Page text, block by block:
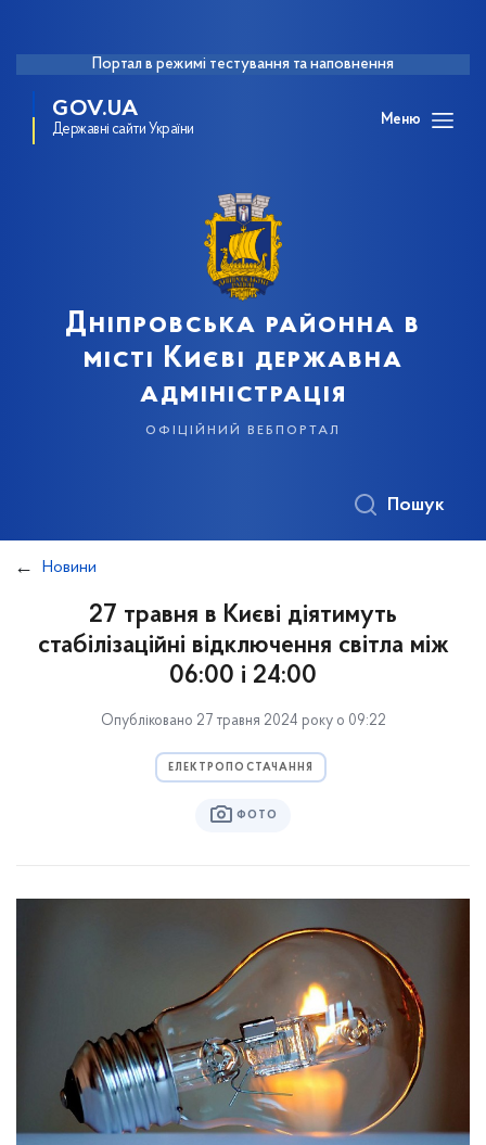
Портал в режимі тестування та наповнення
GOV.UA
Державні сайти України
Меню
Дніпровська районна в
місті Києві державна
адміністрація
офіційний вебпортал
Пошук
Новини
27 травня в Києві діятимуть
стабілізаційні відключення світла між
06:00 і 24:00
Опубліковано 27 травня 2024 року о 09:22
ЕЛЕКТРОПОСТАЧАННЯ
ФОТО